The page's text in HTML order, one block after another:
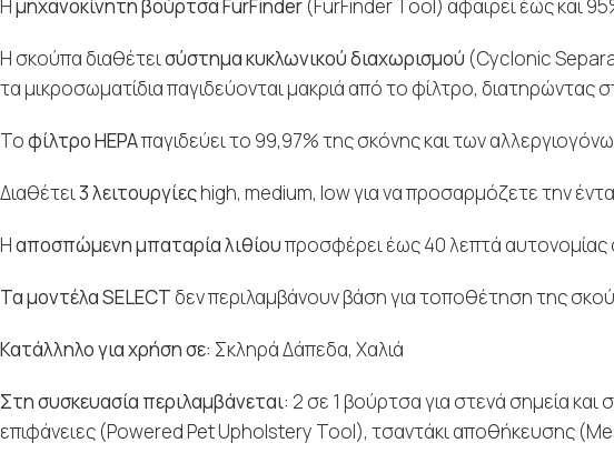
Ημηχανοκίνητη βούρτσα FurFinder (FurFinder Tool) αφαιρεί έως και
Η σκούπα διαθέτεισύστημα κυκλωνικού διαχωρισμού (Cyclonic
τα μικροσωματίδια παγιδεύονται μακριά από το φίλτρο,
Τοφίλτρο HEPAπαγιδεύει το 99,97% της σκόνης και των
Διαθέτει3 λειτουργίεςhigh, medium, low για να προσαρμόζετε την
Ηαποσπώμενη μπαταρία λιθίουπροσφέρει έως 40 λεπτά αυτονομίας
Τα μοντέλα SELECT δεν περιλαμβάνουν βάση για τοποθέτηση της
Κατάλληλο για χρήση σε: Σκληρά Δάπεδα, Χαλιά
Στη συσκευασία περιλαμβάνεται: 2 σε 1 βούρτσα για στενά σημεία και
επιφάνειες (Powered Pet Upholstery Tool), τσαντάκι αποθήκευσης